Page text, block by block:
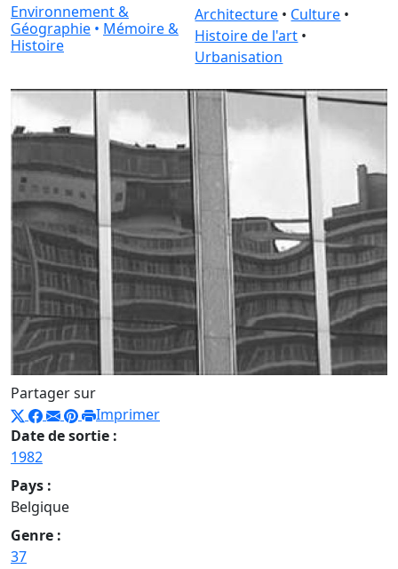
Environnement &
Géographie • Mémoire &
Histoire
Architecture • Culture •
Histoire de l'art •
Urbanisation
Partager sur
Imprimer
Date de sortie :
1982
Pays :
Belgique
Genre :
37